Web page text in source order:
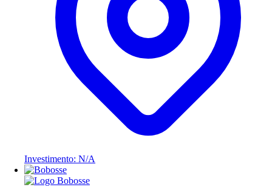
Investimento: N/A